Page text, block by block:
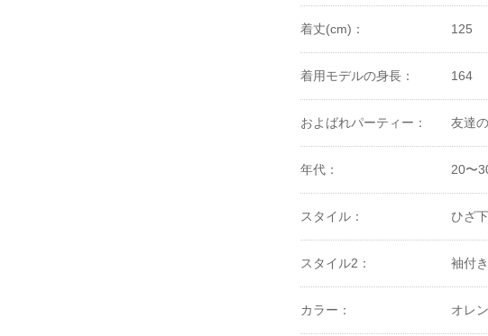
着丈(cm)： 125
着用モデルの身長： 164
およばれパーティー： 友達
年代： 20〜
スタイル： ひざ
スタイル2： 袖付き
カラー： オレ